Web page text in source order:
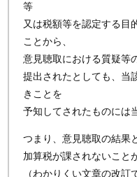
等
又は税額等を認定する目
ことから、
意見聴取における質疑等
提出されたとしても、当
きことを
予知してされたものには
つまり、意見聴取の結果
加算税が課されないこと
（わかりくい文章の改訂